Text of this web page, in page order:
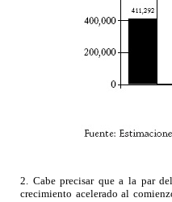
2. Cabe precisar que a la par
crecimiento acelerado al